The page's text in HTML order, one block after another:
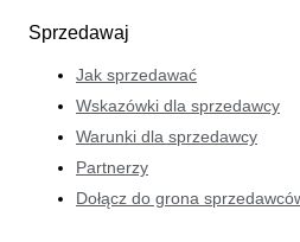
Sprzedawaj
Jak sprzedawać
Wskazówki dla sprzedawcy
Warunki dla sprzedawcy
Partnerzy
Dołącz do grona